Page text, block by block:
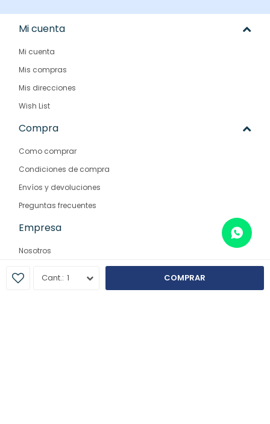
1 COMPRAR
Mi cuenta
Mi cuenta
Mis compras
Mis direcciones
Wish List
Compra
Como comprar
Condiciones de compra
Envíos y devoluciones
Preguntas frecuentes
Empresa
Nosotros